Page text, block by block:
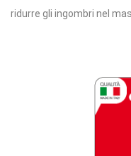
ridurre gli ingombri nel